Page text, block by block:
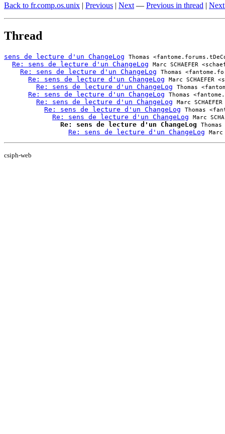
Back to fr.comp.os.unix | Previous | Next — Previous in thread |
Thread
sens de lecture d'un ChangeLog Thomas
Re: sens de lecture d'un ChangeLog Marc SCHAEFER
Re: sens de lecture d'un ChangeLog Thomas
Re: sens de lecture d'un ChangeLog Marc
Re: sens de lecture d'un ChangeLog Thomas
Re: sens de lecture d'un ChangeLog Thomas
Re: sens de lecture d'un ChangeLog Marc
Re: sens de lecture d'un ChangeLog Thomas
Re: sens de lecture d'un ChangeLog Marc
Re: sens de lecture d'un ChangeLog
Re: sens de lecture d'un ChangeLog
csiph-web